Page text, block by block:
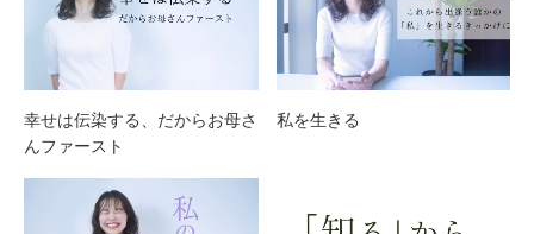
幸せは伝染する、だからお母さ
んファースト
私を生きる